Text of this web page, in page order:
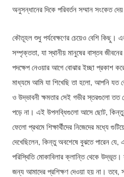
অনুসন্ধানের দিকে পরিবর্তন সম্মান সংকেত
কৌতূহল শুধু পর্যবেক্ষণের চেয়েও বেশি
সম্পৃক্ততা, যা স্থানীয় মানুষের বাস্তব
পদক্ষেপ নেওয়ার আগে বোঝার ইচ্ছা প্রকাশ
মাধ্যমে আমি যা শিখেছি তা হলো, আপনি যত
ও উদ্ভাবনী ক্ষমতার সেই গভীর স্তরগুলো তত
পড়ে না। এই উপলব্ধিগুলো আসে ছোট,
ফেলো প্রথমে শিক্ষার্থীদের নিজেদের মধ্যে
দেখেছিলেন, কিন্তু অবশেষে বুঝতে পারেন যে,
পরিস্থিতি মোকাবিলার ক্লান্তি থেকে
জন্য আমাদের প্রশিক্ষণ দেওয়া হয় না।